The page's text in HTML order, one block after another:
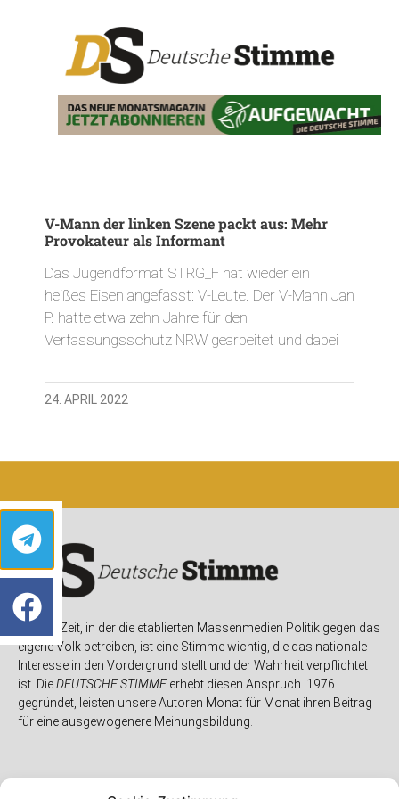
V-Mann der linken Szene packt aus: Mehr
Provokateur als Informant
Das Jugendformat STRG_F hat wieder ein
heißes Eisen angefasst: V-Leute. Der V-Mann Jan
P. hatte etwa zehn Jahre für den
Verfassungsschutz NRW gearbeitet und dabei
24. APRIL 2022
In einer Zeit, in der die etablierten Massenmedien Politik gegen das
eigene Volk betreiben, ist eine Stimme wichtig, die das nationale
Interesse in den Vordergrund stellt und der Wahrheit verpflichtet
ist. DieDEUTSCHE STIMMEerhebt diesen Anspruch. 1976
gegründet, leisten unsere Autoren Monat für Monat ihren Beitrag
für eine ausgewogenere Meinungsbildung.